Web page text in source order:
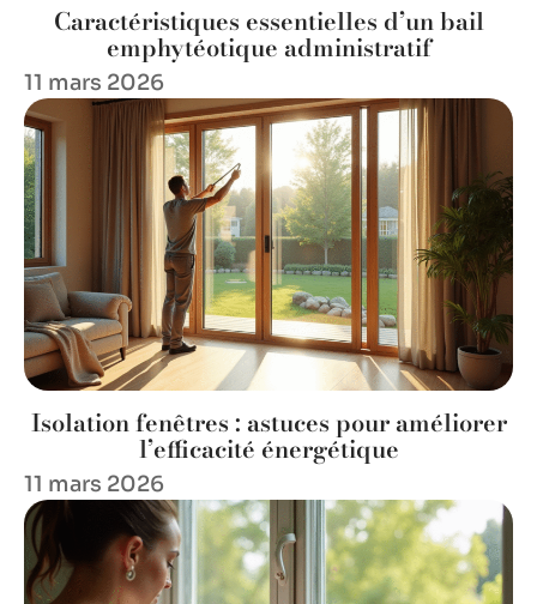
Caractéristiques essentielles d’un bail
emphytéotique administratif
11 mars 2026
Isolation fenêtres : astuces pour améliorer
l’efficacité énergétique
11 mars 2026